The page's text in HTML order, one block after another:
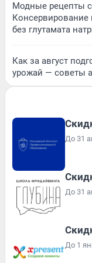
Модные рецепты
Консервирование
без глутамата
Как за август
урожай — советы
До 31
До 31
До 1